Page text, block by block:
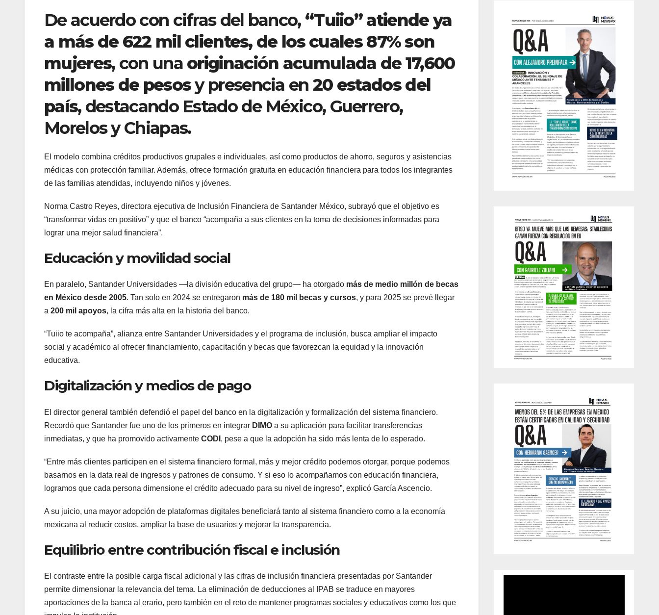
De acuerdo con cifras del banco, “Tuiio” atiende ya
a más de 622 mil clientes, de los cuales 87% son
mujeres, con una originación acumulada de 17,600
millones de pesosy presencia en 20 estados del
país, destacando Estado de México, Guerrero,
Morelos y Chiapas.
El modelo combina créditos productivos grupales e individuales, así como productos de ahorro, seguros y asistencias
médicas con protección familiar. Además, ofrece formación gratuita en educación financiera para todos los integrantes
de las familias atendidas, incluyendo niños y jóvenes.
Norma Castro Reyes, directora ejecutiva de Inclusión Financiera de Santander México, subrayó que el objetivo es
“transformar vidas en positivo” y que el banco “acompaña a sus clientes en la toma de decisiones informadas para
lograr una mejor salud financiera”.
Educación y movilidad social
En paralelo, Santander Universidades —la división educativa del grupo— ha otorgado más de medio millón de becas
en México desde 2005. Tan solo en 2024 se entregaron más de 180 mil becas y cursos, y para 2025 se prevé llegar
a 200 mil apoyos, la cifra más alta en la historia del banco.
“Tuiio te acompaña”, alianza entre Santander Universidades y el programa de inclusión, busca ampliar el impacto
social y académico al ofrecer financiamiento, capacitación y becas que favorezcan la equidad y la innovación
educativa.
Digitalización y medios de pago
El director general también defendió el papel del banco en la digitalización y formalización del sistema financiero.
Recordó que Santander fue uno de los primeros en integrar DIMO a su aplicación para facilitar transferencias
inmediatas, y que ha promovido activamente CODI , pese a que la adopción ha sido más lenta de lo esperado.
“Entre más clientes participen en el sistema financiero formal, más y mejor crédito podemos otorgar, porque podemos
basarnos en la data real de ingresos y patrones de consumo. Y si eso lo acompañamos con educación financiera,
logramos que cada persona dimensione el crédito adecuado para su nivel de ingreso”, explicó García Ascencio.
A su juicio, una mayor adopción de plataformas digitales beneficiará tanto al sistema financiero como a la economía
mexicana al reducir costos, ampliar la base de usuarios y mejorar la transparencia.
Equilibrio entre contribución fiscal e inclusión
El contraste entre la posible carga fiscal adicional y las cifras de inclusión financiera presentadas por Santander
permite dimensionar la relevancia del tema. La eliminación de deducciones al IPAB se traduce en mayores
aportaciones de la banca al erario, pero también en el reto de mantener programas sociales y educativos como los que